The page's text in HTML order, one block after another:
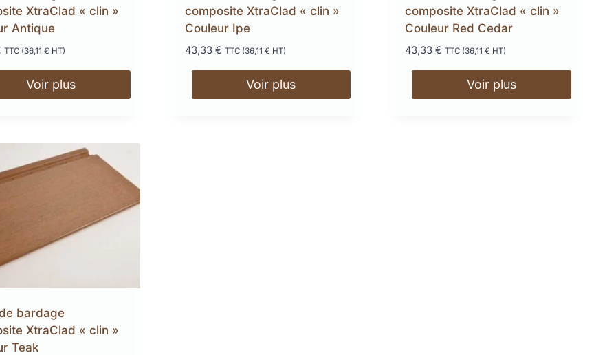
XtraClad « clin »
Antique
TTC (36,11 € HT)
Voir plus
composite XtraClad « clin »
Couleur Ipe
43,33 € TTC (36,11 € HT)
Voir plus
composite XtraClad « clin »
Couleur Red Cedar
43,33 € TTC (36,11 € HT)
Voir plus
bardage
XtraClad « clin »
Teak